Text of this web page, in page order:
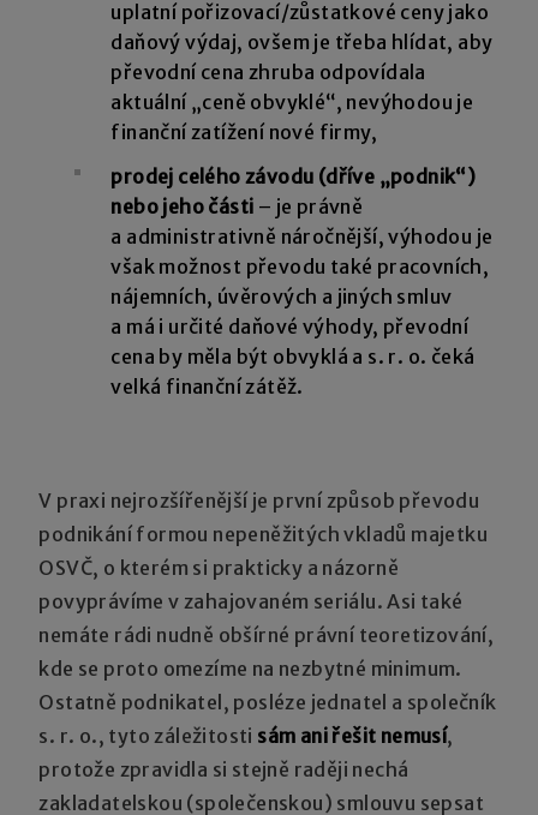
uplatní pořizovací/zůstatkové ceny jako
daňový výdaj, ovšem je třeba hlídat, aby
převodní cena zhruba odpovídala
aktuální „ceně obvyklé“, nevýhodou je
finanční zatížení nové firmy,
prodej celého závodu (dříve „podnik“)
nebo jeho části – je právně
a administrativně náročnější, výhodou je
však možnost převodu také pracovních,
nájemních, úvěrových a jiných smluv
a má i určité daňové výhody, převodní
cena by měla být obvyklá a s. r. o. čeká
velká finanční zátěž.
V praxi nejrozšířenější je první způsob převodu
podnikání formou nepeněžitých vkladů majetku
OSVČ, o kterém si prakticky a názorně
povyprávíme v zahajovaném seriálu. Asi také
nemáte rádi nudně obšírné právní teoretizování,
kde se proto omezíme na nezbytné minimum.
Ostatně podnikatel, posléze jednatel a společník
s. r. o., tyto záležitosti sám ani řešit nemusí,
protože zpravidla si stejně raději nechá
zakladatelskou (společenskou) smlouvu sepsat